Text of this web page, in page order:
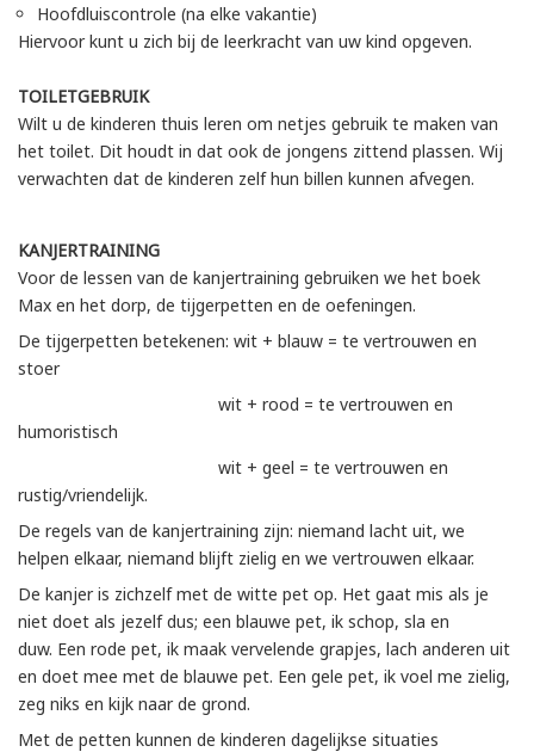
Hoofdluiscontrole (na elke vakantie)
Hiervoor kunt u zich bij de leerkracht van uw kind opgeven.
TOILETGEBRUIK
Wilt u de kinderen thuis leren om netjes gebruik te maken van
het toilet. Dit houdt in dat ook de jongens zittend plassen. Wij
verwachten dat de kinderen zelf hun billen kunnen afvegen.
KANJERTRAINING
Voor de lessen van de kanjertraining gebruiken we het boek
Max en het dorp, de tijgerpetten en de oefeningen.
De tijgerpetten betekenen: wit + blauw = te vertrouwen en
stoer
wit + rood = te vertrouwen en
humoristisch
wit + geel = te vertrouwen en
rustig/vriendelijk.
De regels van de kanjertraining zijn: niemand lacht uit, we
helpen elkaar, niemand blijft zielig en we vertrouwen elkaar.
De kanjer is zichzelf met de witte pet op. Het gaat mis als je
niet doet als jezelf dus; een blauwe pet, ik schop, sla en
duw. Een rode pet, ik maak vervelende grapjes, lach anderen uit
en doet mee met de blauwe pet. Een gele pet, ik voel me zielig,
zeg niks en kijk naar de grond.
Met de petten kunnen de kinderen dagelijkse situaties